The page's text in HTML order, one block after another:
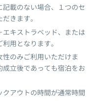
載のない場合、１つのセ
きます。
キストラベッド、または
用となります。
性のみご利用いただけま
立後であっても宿泊をお
アウトの時間が通常時間